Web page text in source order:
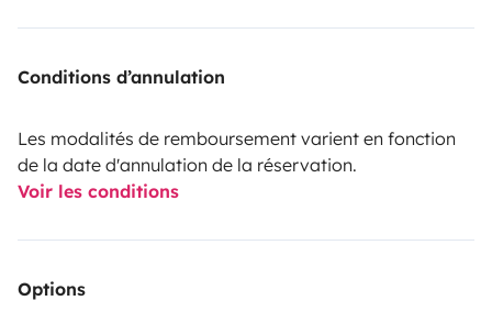
Conditions d’annulation
Les modalités de remboursement varient en fonction
de la date d'annulation de la réservation.
Voir les conditions
Options